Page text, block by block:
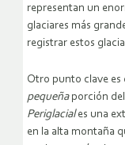
representan un
glaciares más
registrar estos
Otro punto clave es
pequeña porción
Periglaciales una
en la alta montaña